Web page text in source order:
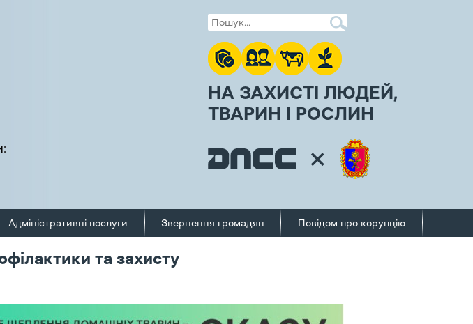
НА ЗАХИСТІ ЛЮДЕЙ,
ТВАРИН І РОСЛИН
Адміністративні послуги Звернення громадян Повідом про корупцію
та захисту